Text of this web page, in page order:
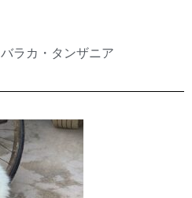
バラカ・タンザニア